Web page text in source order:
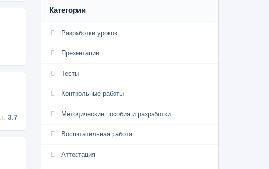
3.7
Категории
Разработки уроков
Презентации
Тесты
Контрольные работы
Методические пособия и разработки
Воспитательная работа
Аттестация